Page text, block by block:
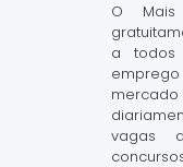
O
a todos
vagas